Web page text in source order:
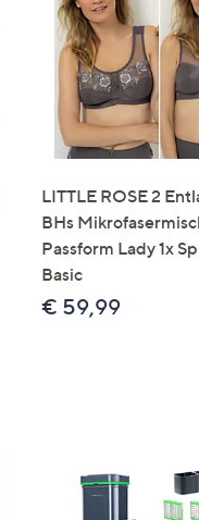
LITTLE ROSE 2
BHs
Passform Lady 1x
Basic
€ 59,99